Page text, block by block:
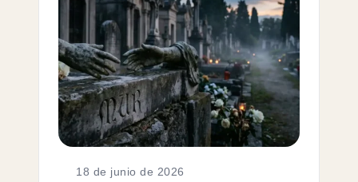
18 de junio de 2026